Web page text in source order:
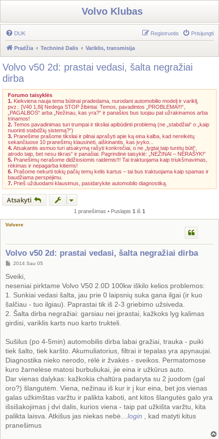
Volvo Klubas
DUK Prisijungti
Registruotis
Pradžia Techninė Dalis Variklis, transmisija
Volvo v50 2d: prastai vedasi, šalta negražiai
dirba
Forumo taisyklės
1. Kiekviena nauja tema būtinai pradedama, nurodant automobilio modelį ir variklį,
pvz.: [V40 1,8i] Nedega STOP žibintai. Temos, pavadintos „PROBLEMA!!!“,
„PAGALBOS“ arba „Nežinau, kas yra?“ ir panašios bus tuojau pat užrakinamos arba
trinamos!
2. Temos pavadinimas turi trumpai ir tiksliai apibūdinti problemą (ne „stabdžiai“ o „kaip
nuorinti stabdžių sistemą?“)
3. Pranešime prašome tiksliai ir pilnai aprašyti apie ką eina kalba, kad nereikėtų
sekančiuose 10 pranešimų klausinėti, aiškinantis, kas įvyko...
4.Atsakantis asmuo turi atsakymą rašyti konkrečiai, o ne „lygtai taip turėtų būti“,
atrodo taip, bet nesu tikras“ ir panašiai. Pagrindinė taisyklė: „NEŽINAI – NERAŠYK!“
5. Pranešimų nerašome didžiosiomis raidėmis!!! Tai traktuojama kaip triukšmavimas,
rėkimas ir nepagarba kitiems!
6. Prašome nekurti tokių pačių temų kelis kartus – tai bus traktuojama kaip spamas ir
baudžiama perspėjimu.
7. Prieš užduodami klausimus, pasidarykite automobilo diagnostiką.
Atsakyti
1 pranešimas • Puslapis 1 iš 1
Volvere
Volvo v50 2d: prastai vedasi, šalta negražiai dirba
S
a
n
d
a
t
n
ė
2014 Sau 05
Sveiki,
neseniai pirktame Volvo V50 2.0D 100kw iškilo kelios problemos:
1. Sunkiai vedasi šalta, jau prie 0 laipsnių suka gana ilgai (ir kuo
šalčiau - tuo ilgiau). Paprastai tik iš 2-3 griebimo užsiveda.
2. Šalta dirba negražiai: garsiau nei įprastai, kažkoks lyg kalimas
girdisi, variklis karts nuo karto trukteli.
Sušilus (po 4-5min) automobilis dirba labai gražiai, trauka - puiki
tiek šalto, tiek karšto. Akumuliatorius, filtrai ir tepalas yra apynaujai.
Diagnostika nieko nerodo, rėlė ir žvakės - sveikos. Permatomose
kuro žarnelėse matosi burbuliukai, jie eina ir užkūrus auto.
Dar vienas dalykas: kažkokia chaltūra padaryta su 2 juodom (gal
oro?) šlangutėm. Viena, nežinau iš kur ir į kur eina, bet jos vienas
galas užkimštas varžtu ir palikta kaboti, ant kitos šlangutės galo yra
išsišakojimas į dvi dalis, kurios viena - taip pat užkišta varžtu, kita
palikta laisva. Atkišus jas niekas nebė… login , kad matyti kitus
pranešimus